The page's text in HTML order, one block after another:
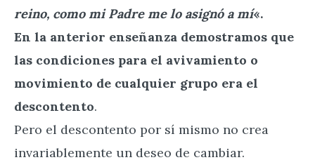
reino, como mi Padre me lo asignó a mí«.
En la anterior enseñanza demostramos que
las condiciones para el avivamiento o
movimiento de cualquier grupo era el
descontento.
Pero el descontento por sí mismo no crea
invariablemente un deseo de cambiar.